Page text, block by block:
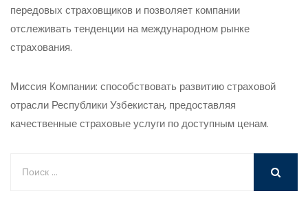
передовых страховщиков и позволяет компании
отслеживать тенденции на международном рынке
страхования.
Миссия Компании: способствовать развитию страховой
отрасли Республики Узбекистан, предоставляя
качественные страховые услуги по доступным ценам.